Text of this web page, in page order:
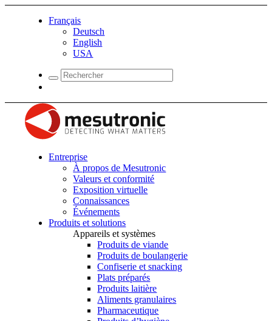
Français
Deutsch
English
USA
Entreprise
À propos de Mesutronic
Valeurs et conformité
Exposition virtuelle
Connaissances
Événements
Produits et solutions
Appareils et systèmes
Produits de viande
Produits de boulangerie
Confiserie et snacking
Plats préparés
Produits laitière
Aliments granulaires
Pharmaceutique